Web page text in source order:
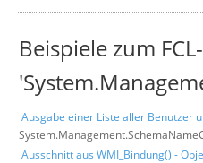
Suche
Beispiele zum
Ausgabe einer Liste aller Benutzer
Ausschnitt aus WMI_Bindung() -